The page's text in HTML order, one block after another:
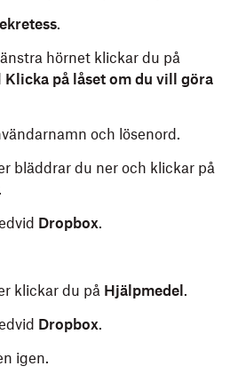
.
hörnet klickar du på
Klicka på låset om du vill göra
och lösenord.
bläddrar du ner och klickar på
.
Dropbox.
klickar du på Hjälpmedel .
Dropbox.
igen.